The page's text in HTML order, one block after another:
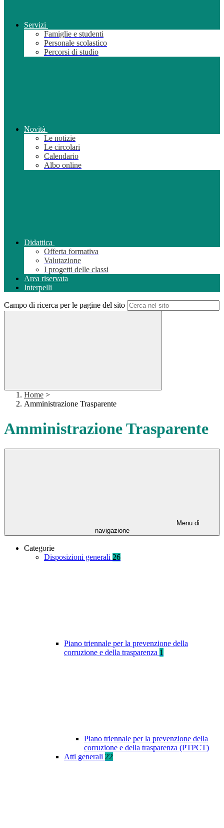
Servizi
Famiglie e studenti
Personale scolastico
Percorsi di studio
Novità
Le notizie
Le circolari
Calendario
Albo online
Didattica
Offerta formativa
Valutazione
I progetti delle classi
Area riservata
Interpelli
Campo di ricerca per le pagine del sito
Home >
Amministrazione Trasparente
Amministrazione Trasparente
Menu di
navigazione
Categorie
Disposizioni generali 26
Piano triennale per la prevenzione della
corruzione e della trasparenza 1
Piano triennale per la prevenzione della
corruzione e della trasparenza (PTPCT)
Atti generali 22